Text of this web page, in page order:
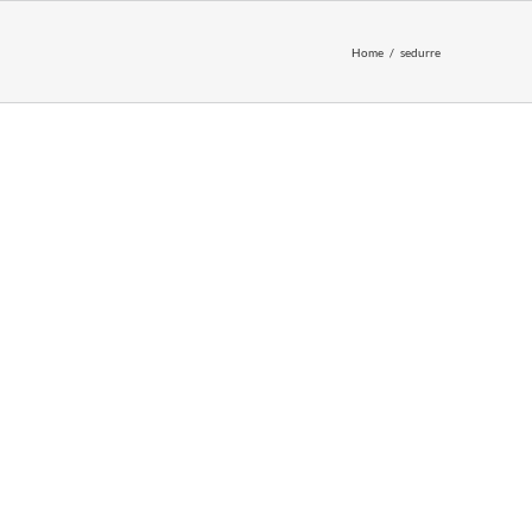
Home sedurre